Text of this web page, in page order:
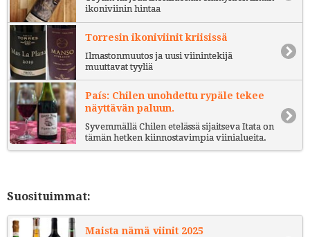
ikoniviinin hintaa
Torresin ikoniviinit kriisissä
Ilmastonmuutos ja uusi viinintekijä
muuttavat tyyliä
País: Chilen unohdettu rypäle tekee
näyttävän paluun.
Syvemmällä Chilen etelässä sijaitseva Itata on
tämän hetken kiinnostavimpia viinialueita.
Suosituimmat:
Maista nämä viinit 2025